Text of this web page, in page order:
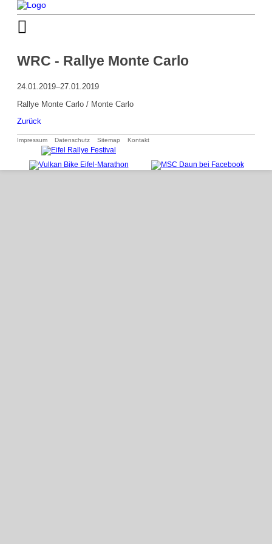
WRC - Rallye Monte Carlo
24.01.2019–27.01.2019
Rallye Monte Carlo / Monte Carlo
Zurück
Navigation
überspringen
Impressum Datenschutz Sitemap Kontakt